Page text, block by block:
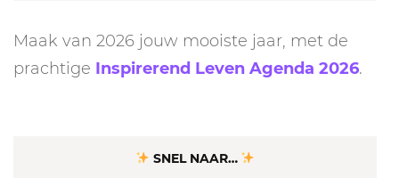
Maak van 2026 jouw mooiste jaar, met de
prachtige Inspirerend Leven Agenda 2026.
SNEL NAAR…